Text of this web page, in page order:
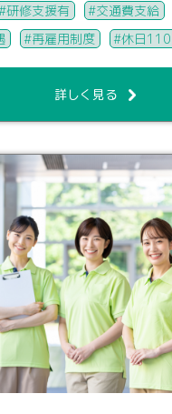
研修支援有
交通費支給
再雇用制度 休日
詳しく見る